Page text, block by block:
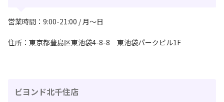
営業時間：9:00-21:00 / 月〜日
住所：東京都豊島区東池袋4-8-8 東池袋パークビル1F
ビヨンド北千住店